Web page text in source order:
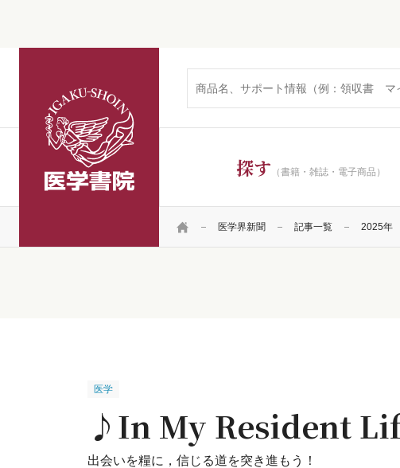
探す （書籍・雑誌・電子商品）
HOME 医学界新聞 記事一覧 2025年
医学
♪In My Resident
出会いを糧に，信じる道を突き進もう！